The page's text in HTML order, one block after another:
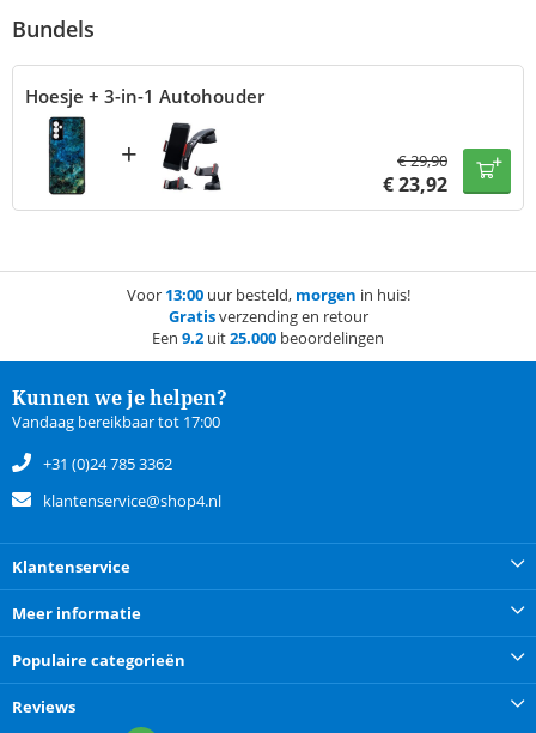
Bundels
Hoesje + 3-in-1 Autohouder
+ €29,90
€23,92
Voor 13:00uur besteld, morgen in huis!
Gratisverzending en retour
Een 9.2 uit25.000 beoordelingen
Kunnen we je helpen?
Vandaag bereikbaar tot 17:00
+31 (0)24 785 3362
klantenservice@shop4.nl
Klantenservice
Meer informatie
Populaire categorieën
Reviews